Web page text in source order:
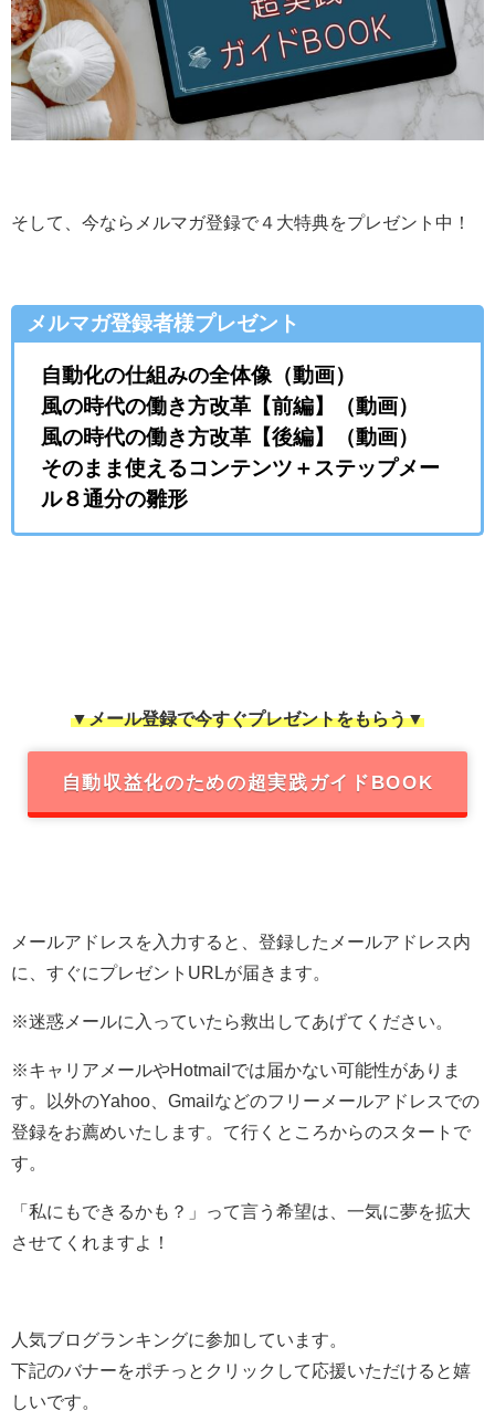
そして、今ならメルマガ登録で４大特典をプレゼント中！
メルマガ登録者様プレゼント
自動化の仕組みの全体像（動画）
風の時代の働き方改革【前編】（動画）
風の時代の働き方改革【後編】（動画）
そのまま使えるコンテンツ＋ステップメー
ル８通分の雛形
▼メール登録で今すぐプレゼントをもらう▼
自動収益化のための超実践ガイドBOOK
メールアドレスを入力すると、登録したメールアドレス内
に、すぐにプレゼントURLが届きます。
※迷惑メールに入っていたら救出してあげてください。
※キャリアメールやHotmailでは届かない可能性がありま
す。以外のYahoo、Gmailなどのフリーメールアドレスでの
登録をお薦めいたします。て行くところからのスタートで
す。
「私にもできるかも？」って言う希望は、一気に夢を拡大
させてくれますよ！
人気ブログランキングに参加しています。
下記のバナーをポチっとクリックして応援いただけると嬉
しいです。